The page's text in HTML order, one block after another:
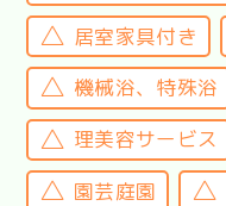
居室家具付き
機械浴、特殊浴
理美容サービス
園芸庭園